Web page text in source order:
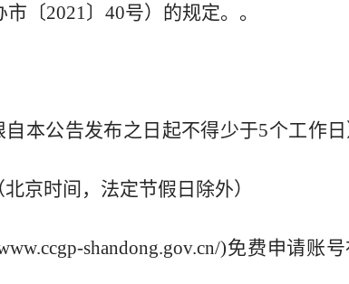
〔2021〕40号）的规定。。
自本公告发布之日起不得少于5个工作
京时间，法定节假日除外）
shandong.gov.cn/)免费申请账